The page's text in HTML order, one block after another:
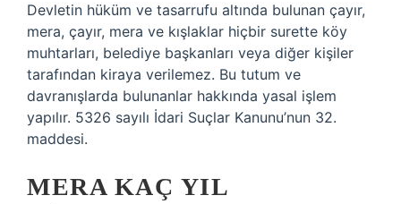
Devletin hüküm ve tasarrufu altında bulunan çayır,
mera, çayır, mera ve kışlaklar hiçbir surette köy
muhtarları, belediye başkanları veya diğer kişiler
tarafından kiraya verilemez. Bu tutum ve
davranışlarda bulunanlar hakkında yasal işlem
yapılır. 5326 sayılı İdari Suçlar Kanunu’nun 32.
maddesi.
MERA KAÇ YIL